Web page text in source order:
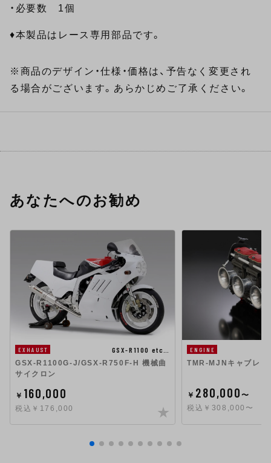
・必要数 1個
♦本製品はレース専用部品です。
※商品のデザイン・仕様・価格は、予告なく変更され
る場合がございます。あらかじめご了承ください。
あなたへのお勧め
EXHAUST
GSX-R1100 etc…
GSX-R1100G-J/GSX-R750F-H 機械曲
サイクロン
￥ 160,000
税込￥176,000
ENGINE
TMR-MJNキャブレタ
￥ 280,000〜
税込￥308,000〜